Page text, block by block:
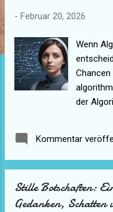
- Februar 20, 2026
Wenn
Chancen
der
über den
die
Kommentar
Stille Botschaften:
Gedanken,